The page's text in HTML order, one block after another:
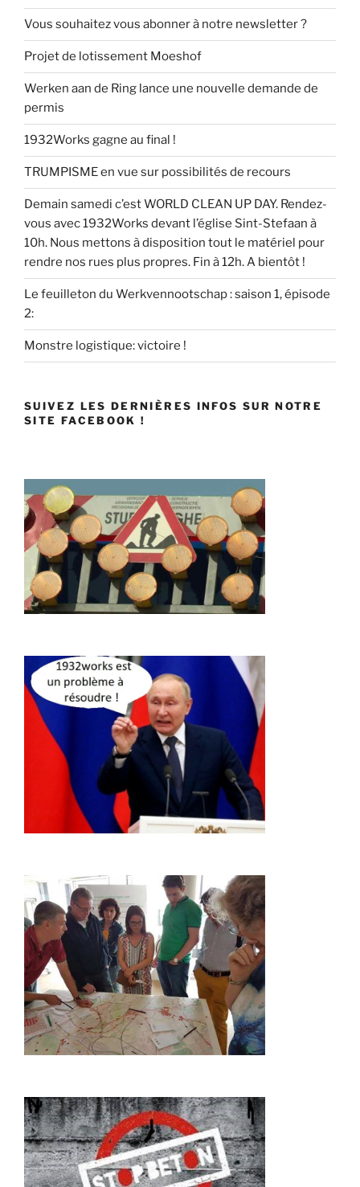
Vous souhaitez vous abonner à notre newsletter ?
Projet de lotissement Moeshof
Werken aan de Ring lance une nouvelle demande de
permis
1932Works gagne au final !
TRUMPISME en vue sur possibilités de recours
Demain samedi c’est WORLD CLEAN UP DAY. Rendez-
vous avec 1932Works devant l’église Sint-Stefaan à
10h. Nous mettons à disposition tout le matériel pour
rendre nos rues plus propres. Fin à 12h. A bientôt !
Le feuilleton du Werkvennootschap : saison 1, épisode
2:
Monstre logistique: victoire !
SUIVEZ LES DERNIÈRES INFOS SUR NOTRE
SITE FACEBOOK !